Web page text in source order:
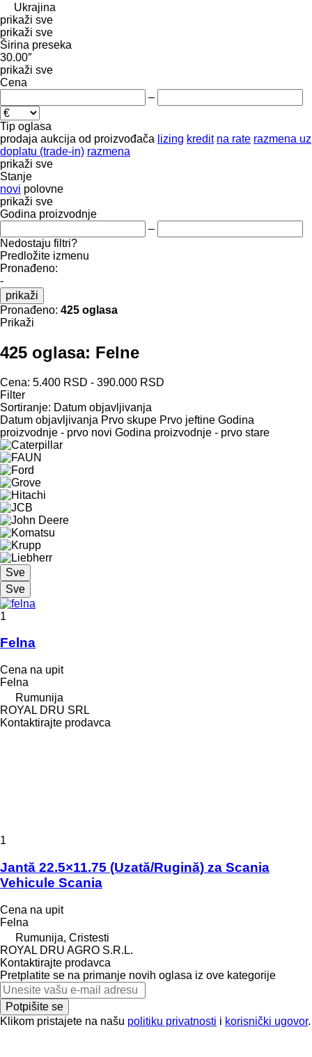
Ukrajina
prikaži sve
prikaži sve
Širina preseka
30.00″
prikaži sve
Cena
–
Tip oglasa
prodaja aukcija od proizvođača lizing kredit na rate razmena uz
doplatu (trade-in) razmena
prikaži sve
Stanje
novi polovne
prikaži sve
Godina proizvodnje
–
Nedostaju filtri?
Predložite izmenu
Pronađeno:
-
prikaži
Pronađeno: 425 oglasa
Prikaži
425 oglasa: Felne
Cena: 5.400 RSD - 390.000 RSD
Filter
Sortiranje: Datum objavljivanja
Datum objavljivanja Prvo skupe Prvo jeftine Godina
proizvodnje - prvo novi Godina proizvodnje - prvo stare
Sve
Sve
1
Felna
Cena na upit
Felna
Rumunija
ROYAL DRU SRL
Kontaktirajte prodavca
1
Jantă 22.5×11.75 (Uzată/Rugină) za Scania
Vehicule Scania
Cena na upit
Felna
Rumunija, Cristesti
ROYAL DRU AGRO S.R.L.
Kontaktirajte prodavca
Pretplatite se na primanje novih oglasa iz ove kategorije
Potpišite se
Klikom pristajete na našu politiku privatnosti i korisnički ugovor.